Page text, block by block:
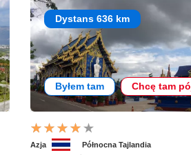
Dystans 636 km
Byłem tam Chcę tam
Azja Północna Tajlandia